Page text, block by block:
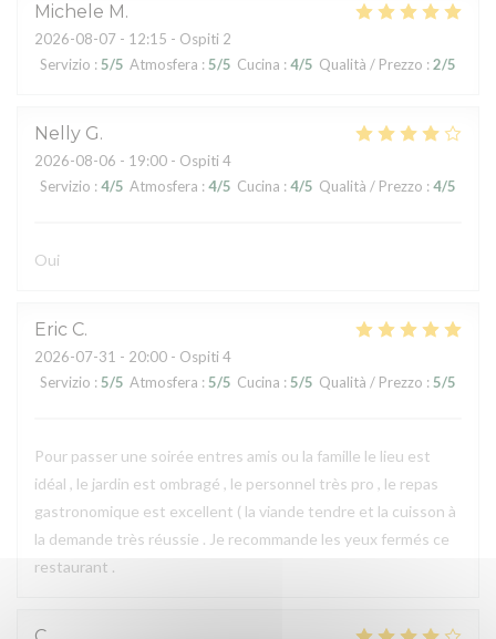
Michele M
2026-08-07 - 12:15 - Ospiti 2
Servizio : 5/5 Atmosfera : 5/5 Cucina : 4/5 Qualità / Prezzo : 2/5
Nelly G
2026-08-06 - 19:00 - Ospiti 4
Servizio : 4/5 Atmosfera : 4/5 Cucina : 4/5 Qualità / Prezzo : 4/5
Oui
Eric C
2026-07-31 - 20:00 - Ospiti 4
Servizio : 5/5 Atmosfera : 5/5 Cucina : 5/5 Qualità / Prezzo : 5/5
Pour passer une soirée entres amis ou la famille le lieu est
idéal , le jardin est ombragé , le personnel très pro , le repas
gastronomique est excellent ( la viande tendre et la cuisson à
la demande très réussie . Je recommande les yeux fermés ce
restaurant .